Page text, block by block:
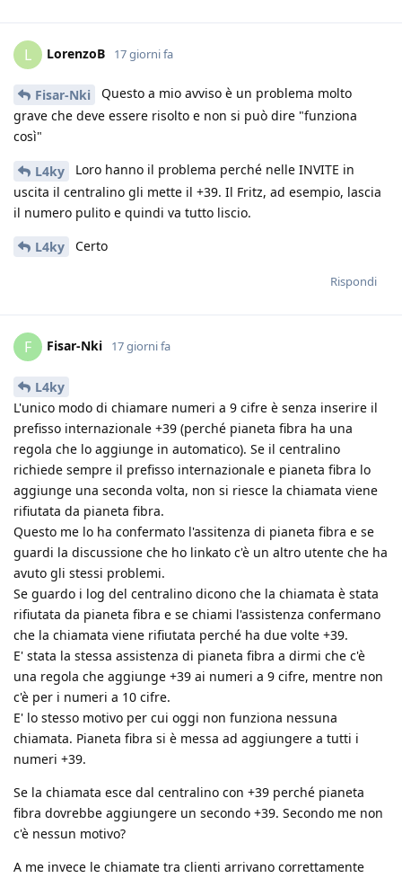
L LorenzoB 17 giorni fa
Fisar-Nki
Questo a mio avviso è un problema molto
grave che deve essere risolto e non si può dire "funziona
così"
L4ky
Loro hanno il problema perché nelle INVITE in
uscita il centralino gli mette il +39. Il Fritz, ad esempio, lascia
il numero pulito e quindi va tutto liscio.
L4ky Certo
Rispondi
F Fisar-Nki 17 giorni fa
L4ky
L'unico modo di chiamare numeri a 9 cifre è senza inserire il
prefisso internazionale +39 (perché pianeta fibra ha una
regola che lo aggiunge in automatico). Se il centralino
richiede sempre il prefisso internazionale e pianeta fibra lo
aggiunge una seconda volta, non si riesce la chiamata viene
rifiutata da pianeta fibra.
Questo me lo ha confermato l'assitenza di pianeta fibra e se
guardi la discussione che ho linkato c'è un altro utente che ha
avuto gli stessi problemi.
Se guardo i log del centralino dicono che la chiamata è stata
rifiutata da pianeta fibra e se chiami l'assistenza confermano
che la chiamata viene rifiutata perché ha due volte +39.
E' stata la stessa assistenza di pianeta fibra a dirmi che c'è
una regola che aggiunge +39 ai numeri a 9 cifre, mentre non
c'è per i numeri a 10 cifre.
E' lo stesso motivo per cui oggi non funziona nessuna
chiamata. Pianeta fibra si è messa ad aggiungere a tutti i
numeri +39.
Se la chiamata esce dal centralino con +39 perché pianeta
fibra dovrebbe aggiungere un secondo +39. Secondo me non
c'è nessun motivo?
A me invece le chiamate tra clienti arrivano correttamente